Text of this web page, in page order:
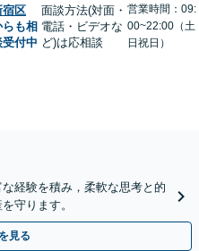
宿区
らも相
受付中
面談方法(対面・
電話・ビデオな
ど)は応相談
営業時間：09:
00~22:00（土
日祝日）
経験を積み，柔軟な思考と的
守ります。
見る